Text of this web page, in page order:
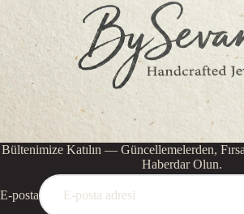
Bültenimize Katılın — Güncellemelerden,
Haberdar Olun.
E-posta